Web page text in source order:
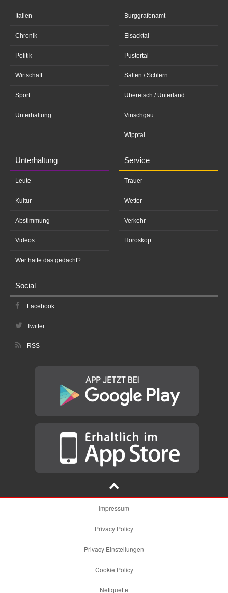
Italien
Chronik
Politik
Wirtschaft
Sport
Unterhaltung
Burggrafenamt
Eisacktal
Pustertal
Salten / Schlern
Überetsch / Unterland
Vinschgau
Wipptal
Unterhaltung
Leute
Kultur
Abstimmung
Videos
Wer hätte das gedacht?
Service
Trauer
Wetter
Verkehr
Horoskop
Social
Facebook
Twitter
RSS
Impressum
Privacy Policy
Privacy Einstellungen
Cookie Policy
Netiquette